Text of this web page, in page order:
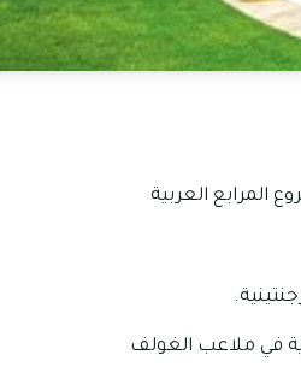
المرابع العربية
في ملاعب الغولف